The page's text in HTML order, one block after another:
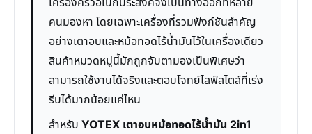
คนมองหา โดยเฉพาะเครื่องที่รวมฟังก์ชันสำคัญ
อย่างเตาอบและหม้อทอดไร้น้ำมันไว้ในเครื่องเดียว
สินค้าหมวดหมู่นี้มักถูกจับตามองเป็นพิเศษว่า
สามารถใช้งานได้จริงและตอบโจทย์ไลฟ์สไตล์ที่เร่ง
รีบได้มากน้อยแค่ไหน
สำหรับ YOTEX เตาอบหม้อทอดไร้น้ำมัน 2in1